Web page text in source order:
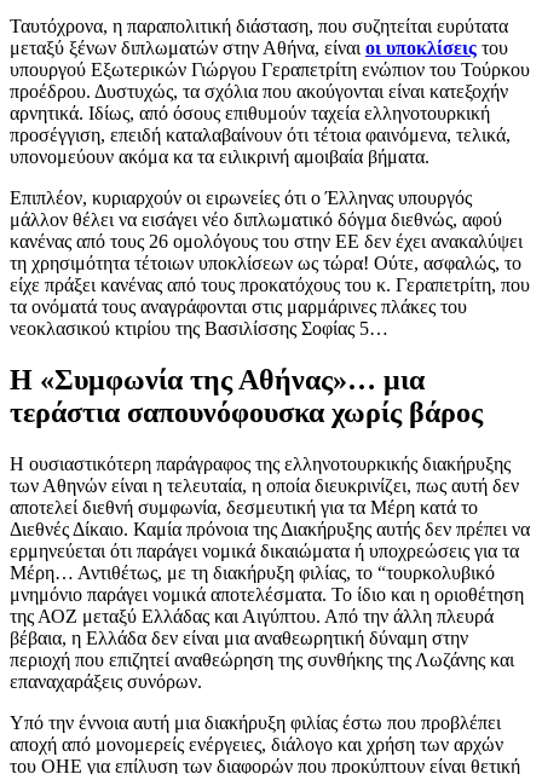
Ταυτόχρονα, η παραπολιτική διάσταση, που συζητείται ευρύτατα
μεταξύ ξένων διπλωματών στην Αθήνα, είναι οι υποκλίσεις του
υπουργού Εξωτερικών Γιώργου Γεραπετρίτη ενώπιον του Τούρκου
προέδρου. Δυστυχώς, τα σχόλια που ακούγονται είναι κατεξοχήν
αρνητικά. Ιδίως, από όσους επιθυμούν ταχεία ελληνοτουρκική
προσέγγιση, επειδή καταλαβαίνουν ότι τέτοια φαινόμενα, τελικά,
υπονομεύουν ακόμα κα τα ειλικρινή αμοιβαία βήματα.
Επιπλέον, κυριαρχούν οι ειρωνείες ότι ο Έλληνας υπουργός
μάλλον θέλει να εισάγει νέο διπλωματικό δόγμα διεθνώς, αφού
κανένας από τους 26 ομολόγους του στην ΕΕ δεν έχει ανακαλύψει
τη χρησιμότητα τέτοιων υποκλίσεων ως τώρα! Ούτε, ασφαλώς, το
είχε πράξει κανένας από τους προκατόχους του κ. Γεραπετρίτη, που
τα ονόματά τους αναγράφονται στις μαρμάρινες πλάκες του
νεοκλασικού κτιρίου της Βασιλίσσης Σοφίας 5…
Η «Συμφωνία της Αθήνας»… μια
τεράστια σαπουνόφουσκα χωρίς βάρος
Η ουσιαστικότερη παράγραφος της ελληνοτουρκικής διακήρυξης
των Αθηνών είναι η τελευταία, η οποία διευκρινίζει, πως αυτή δεν
αποτελεί διεθνή συμφωνία, δεσμευτική για τα Μέρη κατά το
Διεθνές Δίκαιο. Καμία πρόνοια της Διακήρυξης αυτής δεν πρέπει να
ερμηνεύεται ότι παράγει νομικά δικαιώματα ή υποχρεώσεις για τα
Μέρη… Αντιθέτως, με τη διακήρυξη φιλίας, το “τουρκολυβικό
μνημόνιο παράγει νομικά αποτελέσματα. Το ίδιο και η οριοθέτηση
της ΑΟΖ μεταξύ Ελλάδας και Αιγύπτου. Από την άλλη πλευρά
βέβαια, η Ελλάδα δεν είναι μια αναθεωρητική δύναμη στην
περιοχή που επιζητεί αναθεώρηση της συνθήκης της Λωζάνης και
επαναχαράξεις συνόρων.
Υπό την έννοια αυτή μια διακήρυξη φιλίας έστω που προβλέπει
αποχή από μονομερείς ενέργειες, διάλογο και χρήση των αρχών
του ΟΗΕ για επίλυση των διαφορών που προκύπτουν είναι θετική